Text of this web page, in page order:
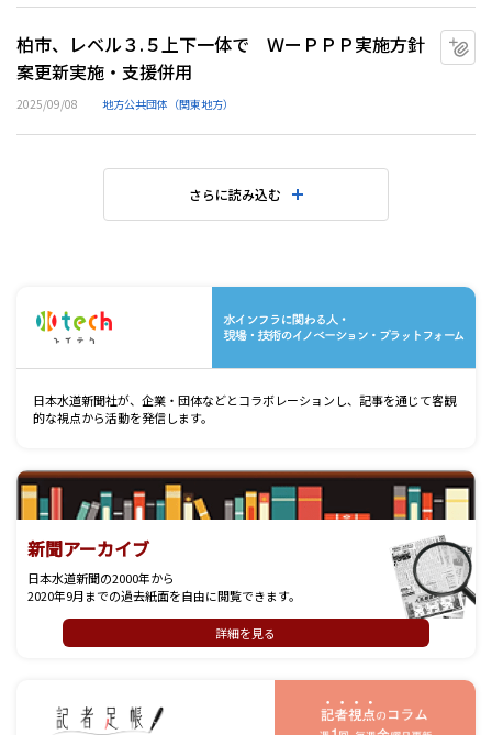
柏市、レベル３.５上下一体で ＷーＰＰＰ実施方針
案更新実施・支援併用
2025/09/08 地方公共団体（関東地方）
さらに読み込む
日本水道新聞社が、企業・団体などとコラボレーションし、記事を通じて客観
的な視点から活動を発信します。
新聞アーカイブ
日本水道新聞の2000年から
2020年9月までの過去紙面を自由に閲覧できます。
詳細を見る